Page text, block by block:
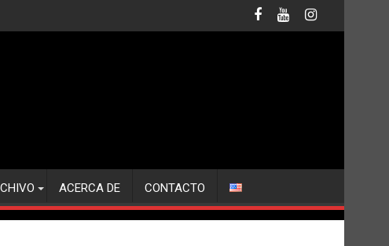
ACERCA DE CONTACTO